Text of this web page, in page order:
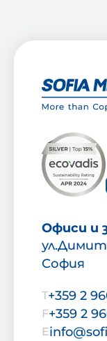
като
вътрешно-
Офиси и
София
T+359 2
F+359 2
E